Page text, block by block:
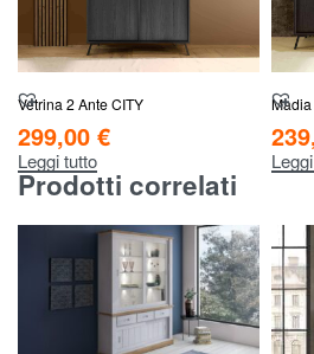
Vetrina 2 Ante CITY
299,00 €
Leggi tutto
Prodotti correlati